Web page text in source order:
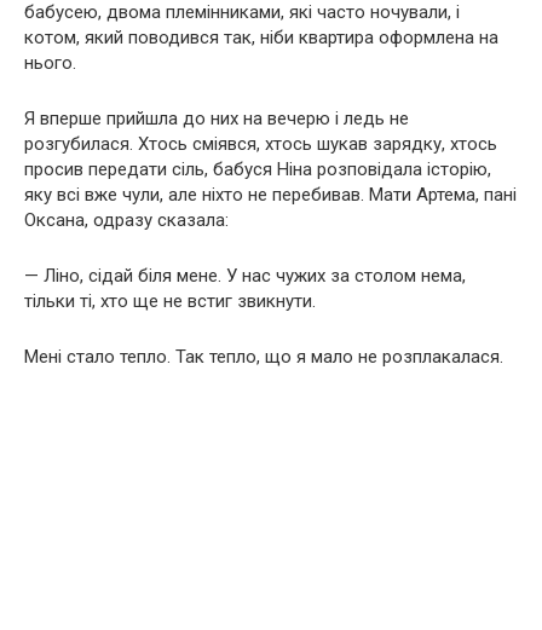
бабусею, двома племінниками, які часто ночували, і
котом, який поводився так, ніби квартира оформлена на
нього.
Я вперше прийшла до них на вечерю і ледь не
розгубилася. Хтось сміявся, хтось шукав зарядку, хтось
просив передати сіль, бабуся Ніна розповідала історію,
яку всі вже чули, але ніхто не перебивав. Мати Артема, пані
Оксана, одразу сказала:
— Ліно, сідай біля мене. У нас чужих за столом нема,
тільки ті, хто ще не встиг звикнути.
Мені стало тепло. Так тепло, що я мало не розплакалася.